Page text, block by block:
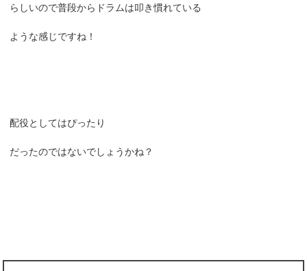
らしいので普段からドラムは叩き慣れている
ような感じですね！
配役としてはぴったり
だったのではないでしょうかね？